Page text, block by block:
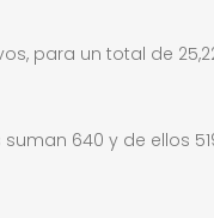
para un total de
640 y de ellos